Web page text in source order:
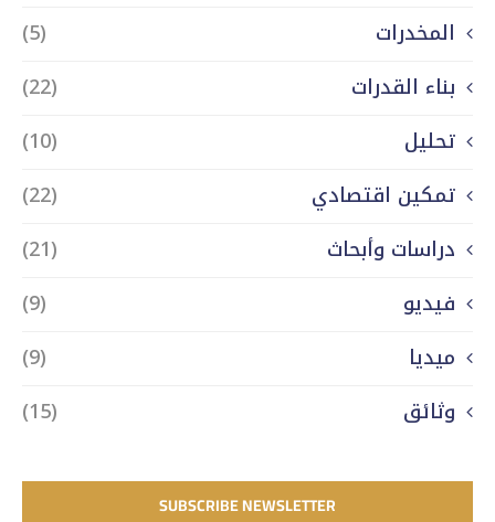
المخدرات
(5)
بناء القدرات
(22)
تحليل
(10)
تمكين اقتصادي
(22)
دراسات وأبحاث
(21)
فيديو
(9)
ميديا
(9)
وثائق
(15)
SUBSCRIBE NEWSLETTER